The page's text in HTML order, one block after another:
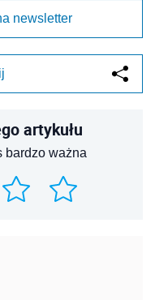
newsletter
artykułu
bardzo ważna